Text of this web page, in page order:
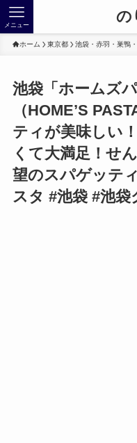
の
メニュー
ホーム 東京都 池袋・赤羽・巣鴨
池袋「ホームズ
（HOME’S
ティが美味しい
くて大満足！せ
望のスパゲッテ
スタ #池袋 #池袋